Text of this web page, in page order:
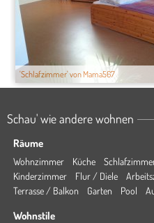
'Schlafzimmer' von Mama567
Schau' wie andere wohnen
Räume
Wohnzimmer Küche
Kinderzimmer
Flur / Diele
Terrasse / Balkon
Garten Pool
Wohnstile